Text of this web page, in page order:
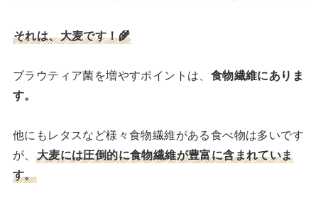
それは、大麦です！🌾
ブラウティア菌を増やすポイントは、 食物繊維にありま
す。
他にもレタスなど様々食物繊維がある食べ物は多いです
が、 大麦には圧倒的に食物繊維が豊富に含まれていま
す。